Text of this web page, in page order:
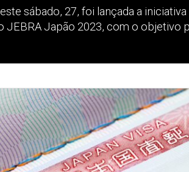
sábado, 27, foi lançada a
JEBRA Japão 2023, com o objetivo